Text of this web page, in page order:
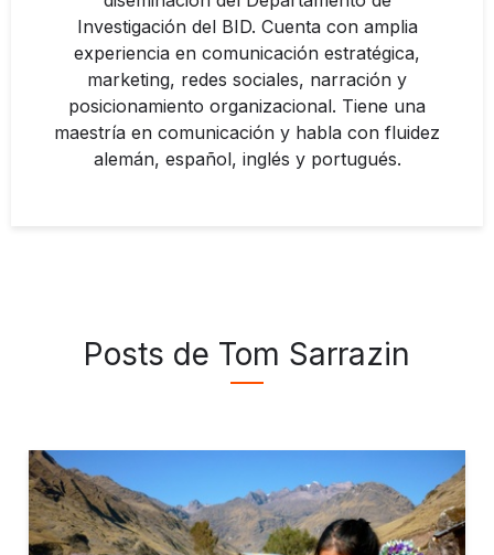
Investigación del BID. Cuenta con amplia
experiencia en comunicación estratégica,
marketing, redes sociales, narración y
posicionamiento organizacional. Tiene una
maestría en comunicación y habla con fluidez
alemán, español, inglés y portugués.
Posts de Tom Sarrazin